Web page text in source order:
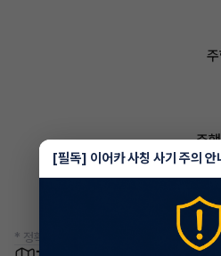
주
* 정확한 정보는 판매자와 반드시 확인하시
[필독] 이어카 사칭 사기 주의 안